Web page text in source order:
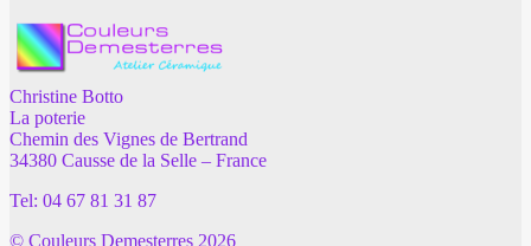
Christine Botto
La poterie
Chemin des Vignes de Bertrand
34380 Causse de la Selle – France
Tel: 04 67 81 31 87
© Couleurs Demesterres 2026